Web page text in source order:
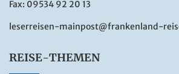
Fax: 09534 92 20 13
leserreisen-mainpost@frankenland-
REISE-THEMEN